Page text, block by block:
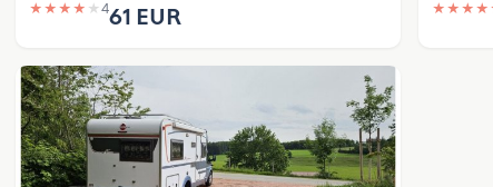
★ ★ ★ ★ ★461 EUR ★ ★ ★ ★